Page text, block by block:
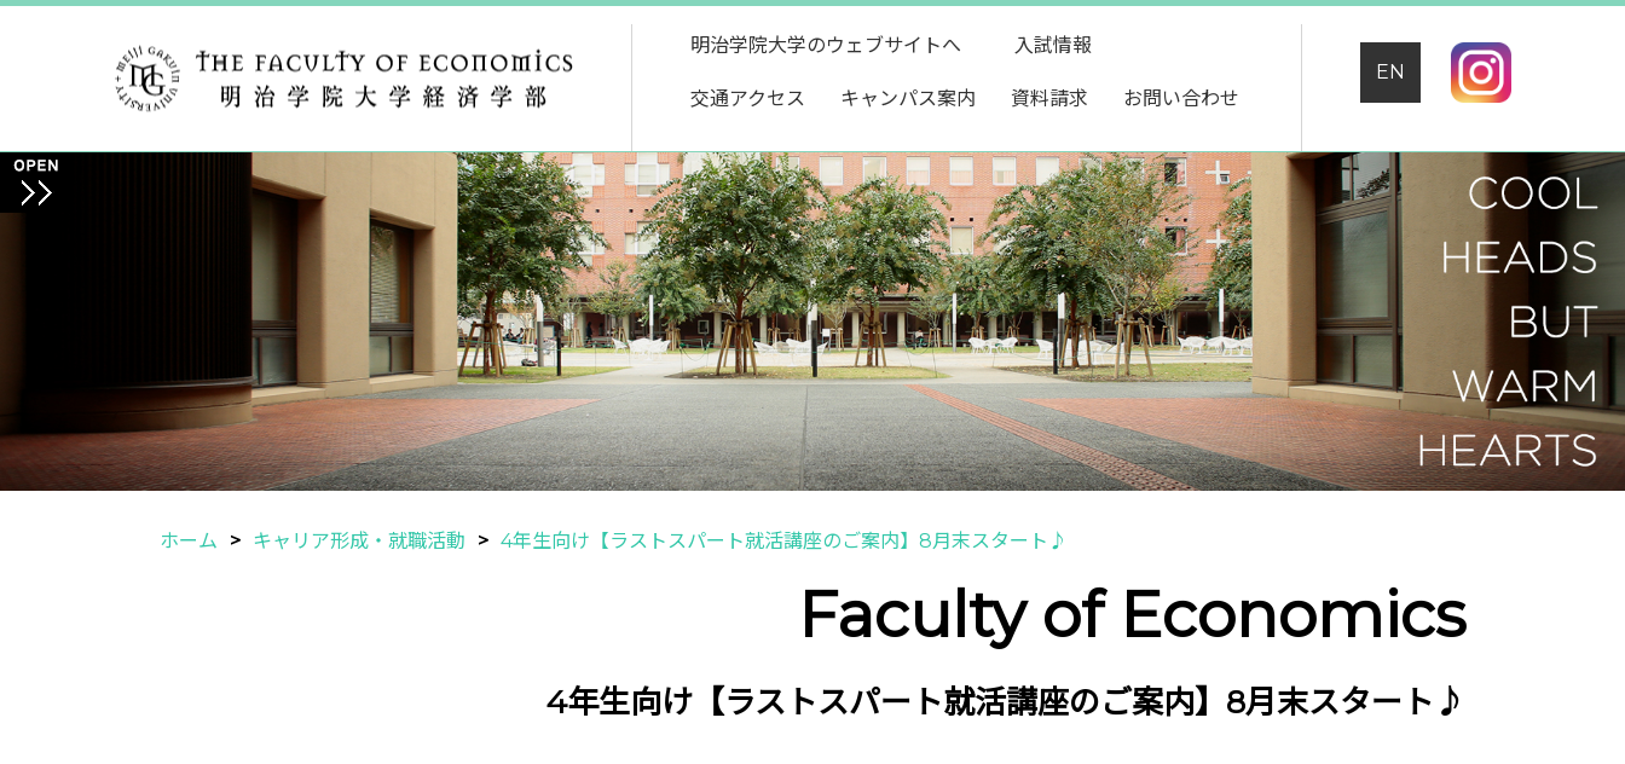
明治学院大学のウェブサイトへ 入試情報
交通アクセス キャンパス案内 資料請求 お問い合わせ
EN
ホーム キャリア形成・就職活動 4年生向け【ラストスパート就活講座のご案内】8月末スタート♪
Faculty of Economics
4年生向け【ラストスパート就活講座のご案内】8月末スタート♪